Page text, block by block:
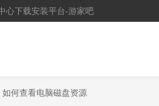
心下载安装平台-游家吧
如何查看电脑磁盘资源